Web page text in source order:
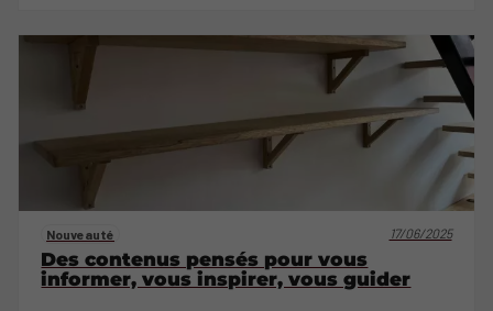
Nouveauté 17/06/2025
Des contenus pensés pour vous
informer, vous inspirer, vous guider